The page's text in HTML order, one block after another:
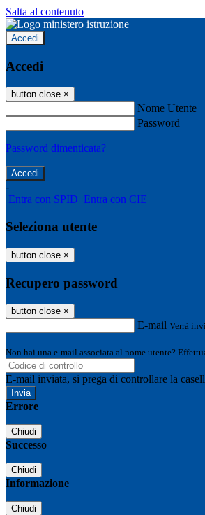
Salta al contenuto
Accedi
Accedi
button close ×
Nome Utente
Password
Password dimenticata?
-
Entra con SPID Entra con CIE
Seleziona utente
button close ×
Recupero password
button close ×
E-mail Verrà
Non hai una e-mail associata al nome utente?
E-mail inviata, si prega di controllare la
Errore
Chiudi
Successo
Chiudi
Informazione
Chiudi